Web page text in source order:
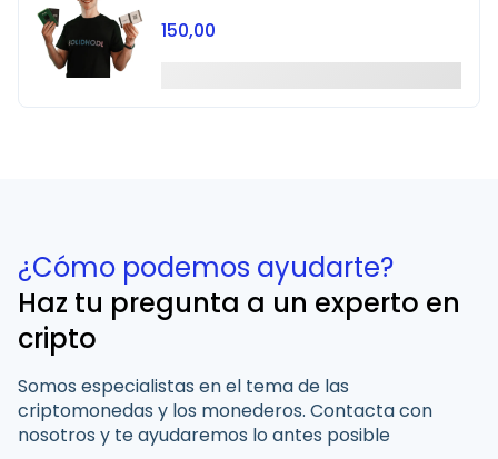
150,00
¿Cómo podemos ayudarte?
Haz tu pregunta a un experto en
cripto
Somos especialistas en el tema de las
criptomonedas y los monederos. Contacta con
nosotros y te ayudaremos lo antes posible